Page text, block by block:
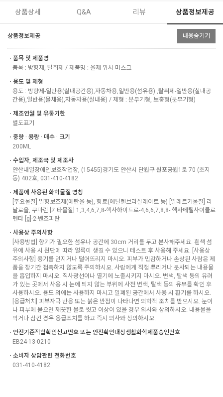
상품상세 Q&A 리뷰 상품정보제공
상품정보제공 내용숨기기
ㆍ품목 및 제품명
품목 : 방향제, 탈취제 / 제품명 : 올제 위시 머스크
ㆍ용도 및 제형
용도 : 방향제-일반용(실내공간용),자동차용,일반용(섬유용) ,탈취제-일반용(실내공
간용),일반용(물체용),자동차용(실내용) / 제형 : 분무기형, 보충형(분무기형)
ㆍ제조연월 및 유통기한
별도표기
ㆍ중량 · 용량 · 매수 · 크기
200ML
ㆍ수입자, 제조국 및 제조사
안산내일장애인보호작업장, (15455)경기도 안산시 단원구 원포공원1로 70 (초지
동) 402호, 031-410-4182
ㆍ제품에 사용된 화학물질 명칭
[주요물질] 발향보조제(에탄올 등), 향료(에틸렌브라실레이트 등) [알레르기물질] 리
날로올, 쿠마린 [기타물질] 1,3,4,6,7,8-헥사하이드로-4,6,6,7,8,8- 헥사메틸사이클로
펜타 [g]-2-벤조피란
ㆍ사용상 주의사항
[사용방법] 향기가 필요한 섬유나 공간에 30cm 거리를 두고 분사해주세요. 흰색 섬
유에 사용 시 원단에 따라 얼룩이 생길 수 있으니 테스트 후 사용해 주세요. [사용상
주의사항] 용기를 던지거나 떨어뜨리지 마시오. 피부가 민감하거나 손상된 사람은 제
품을 장기간 접촉하지 않도록 주의하시오. 사람에게 직접 뿌리거나 분사되는 내용물
을 흡입하지 마시오. 직사광선이나 열기에 노출시키지 마시오. 변색, 탈색 등의 유려
가 있는 곳에서 사용 시 눈에 띄지 않는 부위에 사전 변색, 탈색 등의 유무를 확인 후
사용하시오. 용도 외에는 사용하지 마시고 밀폐된 공간에서 사용 시 환기를 하시오.
[응급처치] 피부자극 반응 또는 붉은 반점이 나타나면 의학적 조치를 받으시오. 눈이
나 피부에 묻으면 깨끗한 물로 씻고 이상이 있을 경우 의사와 상의하시오. 내용물을
먹거나 삼킨 경우 응급조치를 하고 즉시 의사와 상의하시오.
ㆍ안전기준적합확인신고번호 또는 안전확인대상생활화학제품승인번호
EB24-13-0210
ㆍ소비자 상담관련 전화번호
031-410-4182